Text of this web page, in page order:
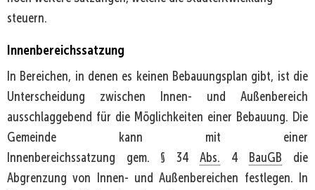
steuern.
Innenbereichssatzung
In Bereichen, in denen es keinen Bebauungsplan gibt, ist die
Unterscheidung zwischen Innen- und Außenbereich
ausschlaggebend für die Möglichkeiten einer Bebauung. Die
Gemeinde kann mit einer
Innenbereichssatzung gem. § 34Abs. 4 BauGB die
Abgrenzung von Innen- und Außenbereichen festlegen. In